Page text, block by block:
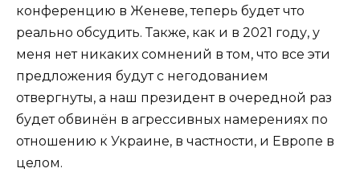
конференцию в Женеве, теперь будет что
реально обсудить. Также, как и в 2021 году, у
меня нет никаких сомнений в том, что все эти
предложения будут с негодованием
отвергнуты, а наш президент в очередной раз
будет обвинён в агрессивных намерениях по
отношению к Украине, в частности, и Европе в
целом.